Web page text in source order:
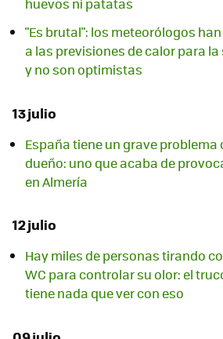
huevos ni patatas
"Es brutal": los meteorólogos
a las previsiones de calor para
y no son optimistas
13 julio
España tiene un grave problema
dueño: uno que acaba de
en Almería
12 julio
Hay miles de personas tirando
WC para controlar su olor: el
tiene nada que ver con eso